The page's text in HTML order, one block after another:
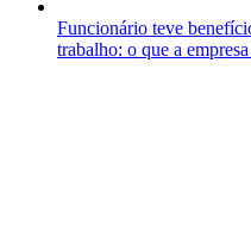
Funcionário teve
trabalho: o que a